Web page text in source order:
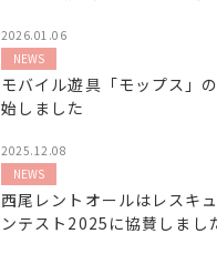
2026.01.06
NEWS
モバイル遊具「モップス」
始しました
2025.12.08
NEWS
西尾レントオールはレスキ
ンテスト2025に協賛しまし